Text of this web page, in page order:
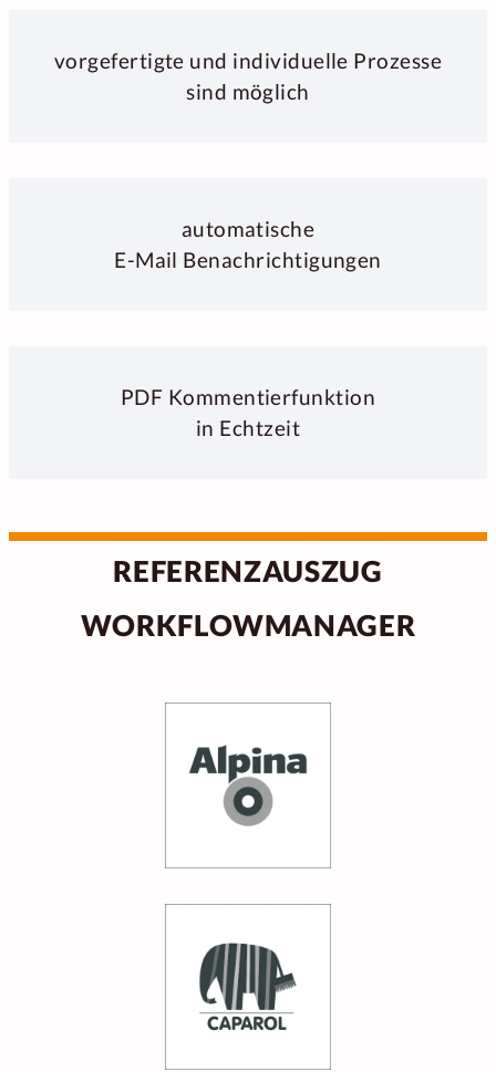
vorgefertigte und individuelle Prozesse
sind möglich
automatische
E-Mail Benachrichtigungen
PDF Kommentierfunktion
in Echtzeit
REFERENZAUSZUG
WORKFLOWMANAGER